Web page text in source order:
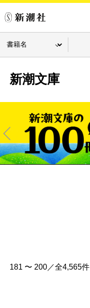
新潮文庫
Pre
v
181 〜 200／全4,565件